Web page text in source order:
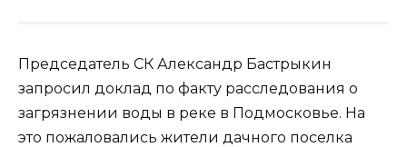
Председатель СК Александр Бастрыкин
запросил доклад по факту расследования о
загрязнении воды в реке в Подмосковье. На
это пожаловались жители дачного поселка